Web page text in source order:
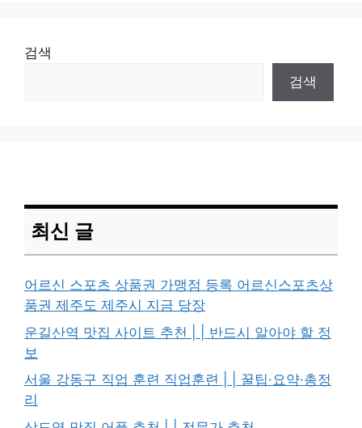
검색
검색
최신 글
어르신 스포츠 상품권 가맹점 등록 어르신스포츠상
품권 제주도 제주시 지금 당장
운길산역 맛집 사이트 추천 | | 반드시 알아야 할 정
보
서울 강동구 직업 훈련 직업훈련 | | 꿀팁·요약·총정
리